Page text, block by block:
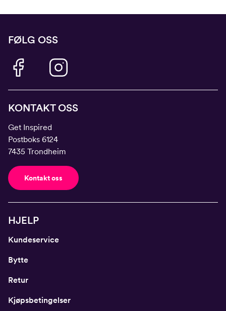
FØLG OSS
KONTAKT OSS
Get Inspired
Postboks 6124
7435 Trondheim
Kontakt oss
HJELP
Kundeservice
Bytte
Retur
Kjøpsbetingelser